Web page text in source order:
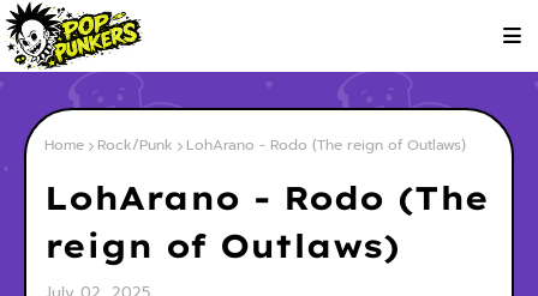
Home Rock/Punk LohArano - Rodo (The reign of Outlaws)
LohArano - Rodo (The
reign of Outlaws)